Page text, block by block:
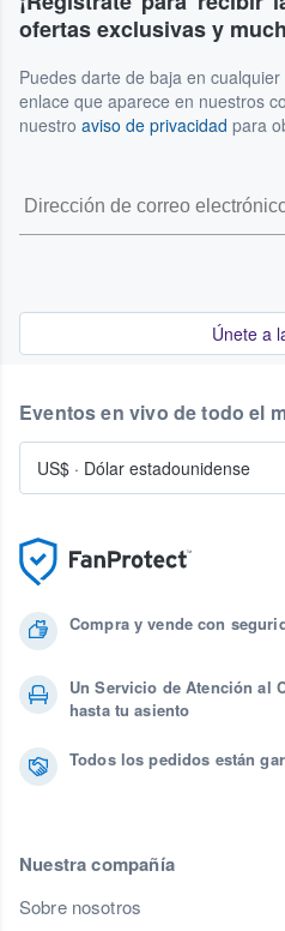
ofertas exclusivas y
Puedes darte de baja en
enlace que aparece en nuestros
nuestro aviso de privacidad para
Únete a
Compra y vende con
Un Servicio de Atención al
hasta tu asiento
Todos los pedidos están
Nuestra compañía
Sobre nosotros
Eventos en vivo de todo el
US$ · Dólar estadounidense